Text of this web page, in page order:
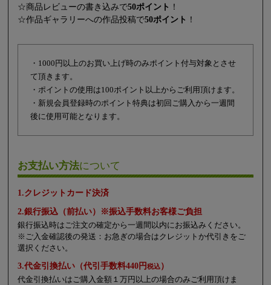
☆商品レビューの書き込みで50ポイント ！
☆作品ギャラリーへの作品投稿で50ポイント ！
・1000円以上のお買い上げ時のみポイント付与対象とさせ
て頂きます。
・ポイントの使用は100ポイント以上からご利用頂けます。
・新規会員登録時のポイント特典は初回ご購入から一週間
後に使用可能となります。
お支払い方法について
1.クレジットカード決済
2.銀行振込（前払い）※振込手数料お客様ご負担
銀行振込時はご注文の確定から一週間以内にお振込みください。
※ご入金確認後の発送：お急ぎの場合はクレジットか代引きをご
選択ください。
3.代金引換払い（代引手数料440円税込）
代金引換払いはご購入金額１万円以上の場合のみご利用頂けま